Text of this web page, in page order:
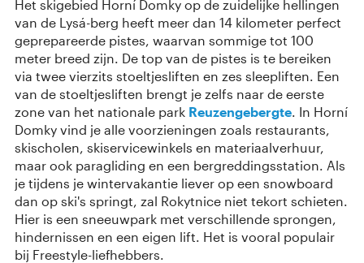
Het skigebied Horní Domky op de zuidelijke hellingen
van de Lysá-berg heeft meer dan 14 kilometer perfect
geprepareerde pistes, waarvan sommige tot 100
meter breed zijn. De top van de pistes is te bereiken
via twee vierzits stoeltjesliften en zes sleepliften. Een
van de stoeltjesliften brengt je zelfs naar de eerste
zone van het nationale park Reuzengebergte. In Horní
Domky vind je alle voorzieningen zoals restaurants,
skischolen, skiservicewinkels en materiaalverhuur,
maar ook paragliding en een bergreddingsstation. Als
je tijdens je wintervakantie liever op een snowboard
dan op ski's springt, zal Rokytnice niet tekort schieten.
Hier is een sneeuwpark met verschillende sprongen,
hindernissen en een eigen lift. Het is vooral populair
bij Freestyle-liefhebbers.